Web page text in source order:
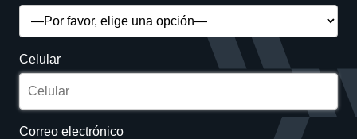
Celular
Correo electrónico